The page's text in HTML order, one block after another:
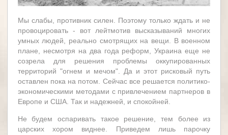
Мы слабы, противник силен. Поэтому только ждать и не
провоцировать - вот лейтмотив высказываний многих
умных людей, реально смотрящих на вещи. В военном
плане, несмотря на два года реформ, Украина еще не
созрела для решения проблемы оккупированных
территорий "огнем и мечом". Да и этот рисковый путь
оставлен пока на потом. Сейчас все решается политико-
экономическими методами с привлечением партнеров в
Европе и США. Так и надежней, и спокойней.
Не будем оспаривать такое решение, тем более из
царских хором виднее. Приведем лишь парочку